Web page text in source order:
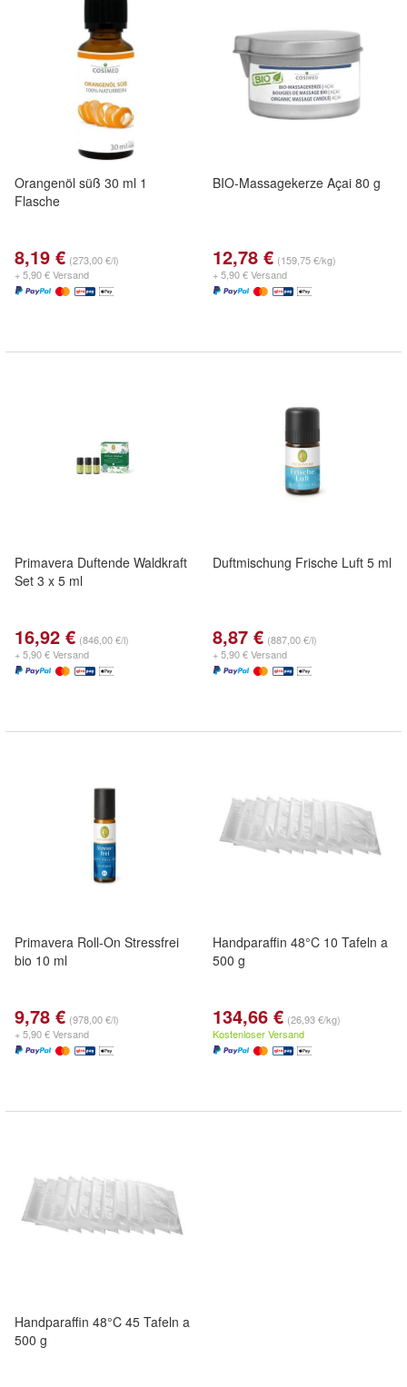
Orangenöl süß 30 ml 1
Flasche
8,19 € (273,00 €/l)
+ 5,90 € Versand
BIO-Massagekerze Açai 80 g
12,78 € (159,75 €/kg)
+ 5,90 € Versand
Primavera Duftende Waldkraft
Set 3 x 5 ml
16,92 € (846,00 €/l)
+ 5,90 € Versand
Duftmischung Frische Luft 5 ml
8,87 € (887,00 €/l)
+ 5,90 € Versand
Primavera Roll-On Stressfrei
bio 10 ml
9,78 € (978,00 €/l)
+ 5,90 € Versand
Handparaffin 48°C 10 Tafeln a
500 g
134,66 € (26,93 €/kg)
Kostenloser Versand
Handparaffin 48°C 45 Tafeln a
500 g